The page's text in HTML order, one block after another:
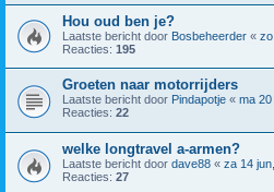
Hou oud ben je?
Laatste bericht door Bosbeheerder «
Reacties: 195
Groeten naar motorrijders
Laatste bericht door Pindapotje « ma
Reacties: 22
welke longtravel a-armen?
Laatste bericht door dave88 « za 14
Reacties: 27